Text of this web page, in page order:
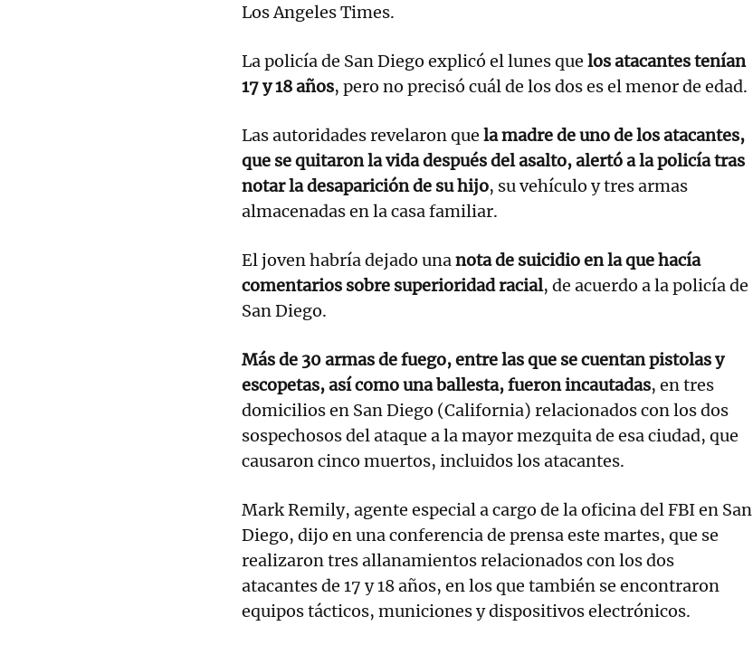
Los Angeles Times.
La policía de San Diego explicó el lunes que los atacantes tenían
17 y 18 años, pero no precisó cuál de los dos es el menor de edad.
Las autoridades revelaron que la madre de uno de los atacantes,
que se quitaron la vida después del asalto, alertó a la policía tras
notar la desaparición de su hijo, su vehículo y tres armas
almacenadas en la casa familiar.
El joven habría dejado unanota de suicidio en la que hacía
comentarios sobre superioridad racial, de acuerdo a la policía de
San Diego.
Más de 30 armas de fuego, entre las que se cuentan pistolas y
escopetas, así como una ballesta, fueron incautadas, en tres
domicilios en San Diego (California) relacionados con los dos
sospechosos del ataque a la mayor mezquita de esa ciudad, que
causaron cinco muertos, incluidos los atacantes.
Mark Remily, agente especial a cargo de la oficina del FBI en San
Diego, dijo en una conferencia de prensa este martes, que se
realizaron tres allanamientos relacionados con los dos
atacantes de 17 y 18 años, en los que también se encontraron
equipos tácticos, municiones y dispositivos electrónicos.